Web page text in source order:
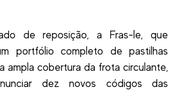
de reposição, a Fras-le, que
portfólio completo de pastilhas
ampla cobertura da frota circulante,
dez novos códigos das